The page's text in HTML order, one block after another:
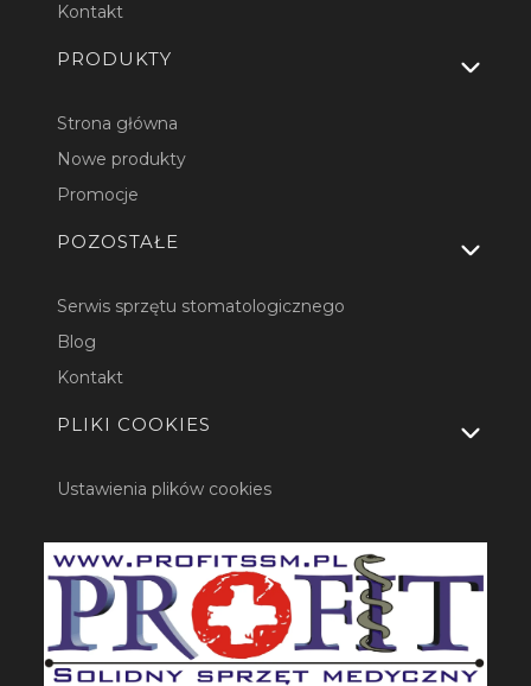
Kontakt
PRODUKTY
Strona główna
Nowe produkty
Promocje
POZOSTAŁE
Serwis sprzętu stomatologicznego
Blog
Kontakt
PLIKI COOKIES
Ustawienia plików cookies